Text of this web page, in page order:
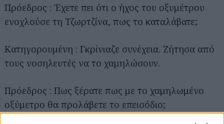
Πρόεδρος : Έχετε πει ότι ο ήχος του οξυμέτρου
ενοχλούσε τη Τζωρτζίνα, πως το καταλάβατε;
Κατηγορουμένη : Γκρίνιαζε συνέχεια. Ζήτησα από
τους νοσηλευτές να το χαμηλώσουν.
Πρόεδρος : Πως ξέρατε πως με το χαμηλωμένο
οξύμετρο θα προλάβετε το επεισόδιο;